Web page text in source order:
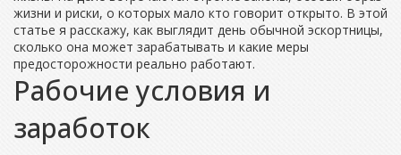
жизни и риски, о которых мало кто говорит открыто. В этой
статье я расскажу, как выглядит день обычной эскортницы,
сколько она может зарабатывать и какие меры
предосторожности реально работают.
Рабочие условия и
заработок